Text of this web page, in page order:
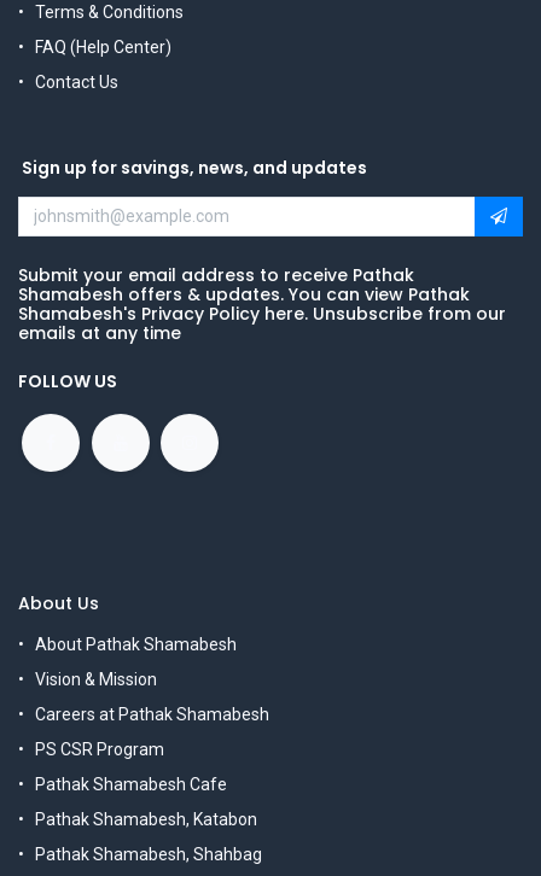
Terms & Conditions
FAQ (Help Center)
Contact Us
Sign up for savings, news, and updates
Submit your email address to receive Pathak
Shamabesh offers & updates. You can view Pathak
Shamabesh's Privacy Policy here. Unsubscribe from our
emails at any time
FOLLOW US
About Us
About Pathak Shamabesh
Vision & Mission
Careers at Pathak Shamabesh
PS CSR Program
Pathak Shamabesh Cafe
Pathak Shamabesh, Katabon
Pathak Shamabesh, Shahbag